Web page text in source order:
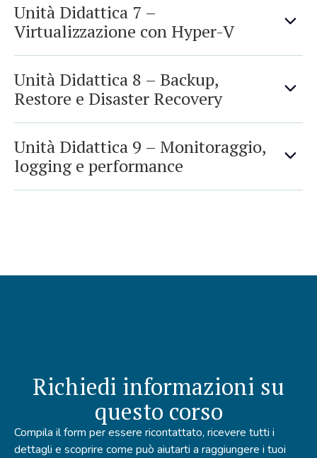
Unità Didattica 7 –
Virtualizzazione con Hyper-V
Unità Didattica 8 – Backup,
Restore e Disaster Recovery
Unità Didattica 9 – Monitoraggio,
logging e performance
Richiedi informazioni su
questo corso
Compila il form per essere ricontattato, ricevere tutti i
dettagli e scoprire come può aiutarti a raggiungere i tuoi